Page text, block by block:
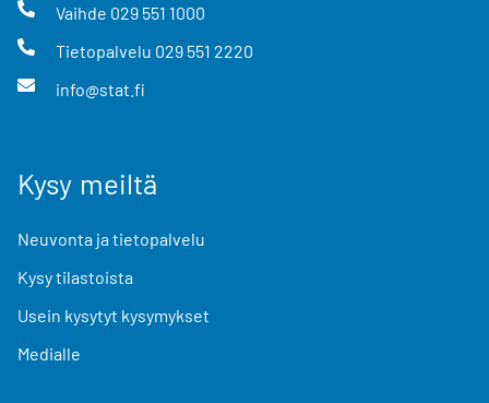
Vaihde 029 551 1000
Tietopalvelu 029 551 2220
info@stat.fi
Kysy meiltä
Neuvonta ja tietopalvelu
Kysy tilastoista
Usein kysytyt kysymykset
Medialle